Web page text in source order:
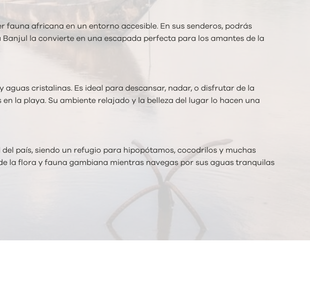
africana en un entorno accesible. En sus senderos, podrás
la convierte en una escapada perfecta para los amantes de la
cristalinas. Es ideal para descansar, nadar, o disfrutar de la
la playa. Su ambiente relajado y la belleza del lugar lo hacen una
país, siendo un refugio para hipopótamos, cocodrilos y muchas
la flora y fauna gambiana mientras navegas por sus aguas tranquilas